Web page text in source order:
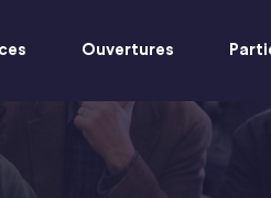
Ouvertures